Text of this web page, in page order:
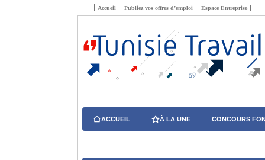
Accueil Publiez vos offres d’emploi Espace Entreprise
ACCUEIL À LA UNE CONCOURS